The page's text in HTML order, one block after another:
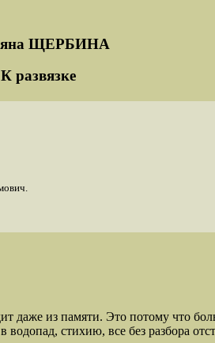
ЩЕРБИНА
К развязке
из памяти. Это потому что
водопад, стихию, все без разбора